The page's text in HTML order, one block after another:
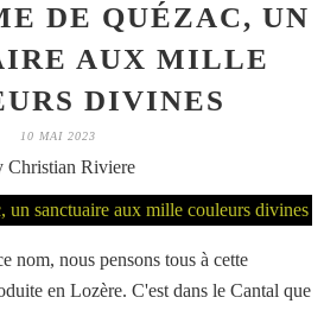
DE QUÉZAC, UN
AUX MILLE
DIVINES
10 MAI 2023
Christian Riviere
nom, nous pensons tous à cette
en Lozère. C'est dans le Cantal que